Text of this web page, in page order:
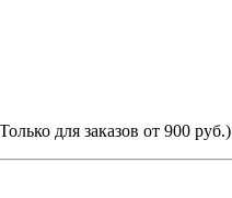
для заказов от 900 руб.)